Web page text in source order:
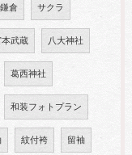
鎌倉 サクラ
本武蔵 八大神社
葛西神社
和装フォトプラン
紋付袴 留袖